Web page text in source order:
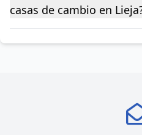
casas de cambio en